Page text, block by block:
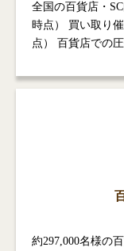
全国の百貨店・
時点） 買い取り
点） 百貨店での
約297,000名様の